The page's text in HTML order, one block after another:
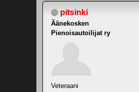
pitsinki
Äänekosken
Pienoisautoilijat ry
Veteraani